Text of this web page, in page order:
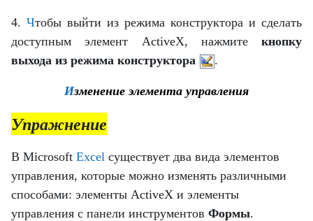
4. Чтобы выйти из режима конструктора и сделать
доступным элемент ActiveX, нажмите кнопку
выхода из режима конструктора
.
Изменение элемента управления
Упражнение
В Microsoft Excel существует два вида элементов
управления, которые можно изменять различными
способами: элементы ActiveX и элементы
управления с панели инструментов Формы.